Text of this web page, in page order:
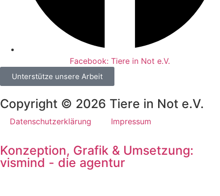
Facebook: Tiere in Not e.V.
Unterstütze unsere Arbeit
Copyright © 2026 Tiere in Not e.V.
Datenschutzerklärung Impressum
Konzeption, Grafik & Umsetzung:
vismind - die agentur